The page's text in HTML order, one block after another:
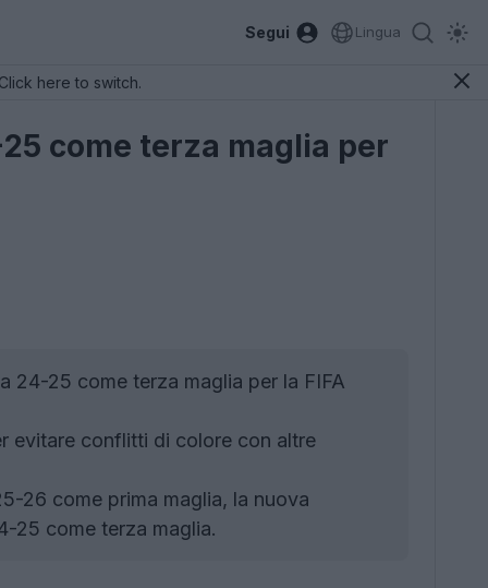
Segui Lingua
here to switch.
come terza maglia per
24-25 come terza maglia per la FIFA
evitare conflitti di colore con altre
26 come prima maglia, la nuova
25 come terza maglia.